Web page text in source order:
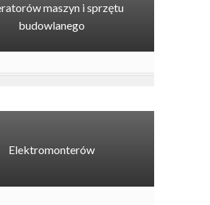
maszyn i sprzętu
budowlanego
Elektromonterów